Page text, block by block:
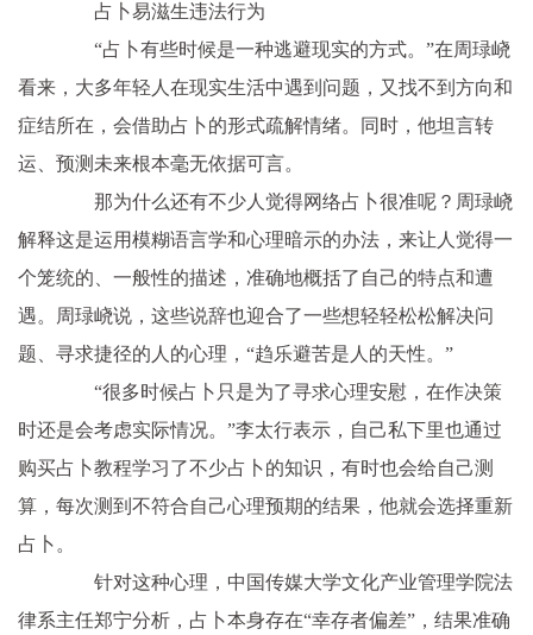
占卜易滋生违法行为
“占卜有些时候是一种逃避现实的方式。”在周琭峣
看来，大多年轻人在现实生活中遇到问题，又找不到方向和
症结所在，会借助占卜的形式疏解情绪。同时，他坦言转
运、预测未来根本毫无依据可言。
那为什么还有不少人觉得网络占卜很准呢？周琭峣
解释这是运用模糊语言学和心理暗示的办法，来让人觉得一
个笼统的、一般性的描述，准确地概括了自己的特点和遭
遇。周琭峣说，这些说辞也迎合了一些想轻轻松松解决问
题、寻求捷径的人的心理，“趋乐避苦是人的天性。”
“很多时候占卜只是为了寻求心理安慰，在作决策
时还是会考虑实际情况。”李太行表示，自己私下里也通过
购买占卜教程学习了不少占卜的知识，有时也会给自己测
算，每次测到不符合自己心理预期的结果，他就会选择重新
占卜。
针对这种心理，中国传媒大学文化产业管理学院法
律系主任郑宁分析，占卜本身存在“幸存者偏差”，结果准确